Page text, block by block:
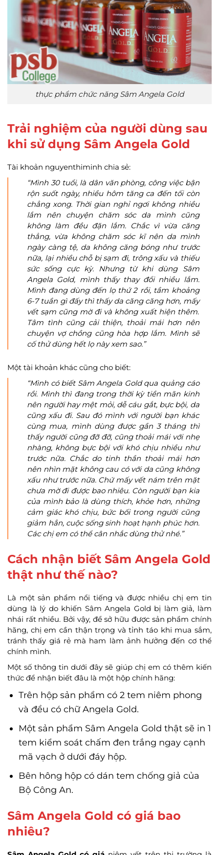
thực phẩm chức năng Sâm Angela Gold
Trải nghiệm của người dùng sau
khi sử dụng Sâm Angela Gold
Tài khoản nguyenthiminh chia sẻ:
“Mình 30 tuổi, là dân văn phòng, công việc bận
rộn suốt ngày, nhiều hôm tăng ca đến tối còn
chẳng xong. Thời gian nghỉ ngơi không nhiều
lắm nên chuyện chăm sóc da mình cũng
không làm đều đặn lắm. Chắc vì vừa căng
thẳng, vừa không chăm sóc kĩ nên da mình
ngày càng tệ, da không căng bóng như trước
nữa, lại nhiều chỗ bị sạm đi, trông xấu và thiếu
sức sống cực kỳ. Nhưng từ khi dùng Sâm
Angela Gold, mình thấy thay đổi nhiều lắm.
Mình đang dùng đến lọ thứ 2 rồi, tầm khoảng
6-7 tuần gì đấy thì thấy da căng căng hơn, mấy
vết sạm cũng mờ đi và không xuất hiện thêm.
Tâm tình cũng cải thiện, thoải mái hơn nên
chuyện vợ chồng cũng hòa hợp lắm. Mình sẽ
cố thử dùng hết lọ này xem sao.”
Một tài khoản khác cũng cho biết:
“Mình có biết Sâm Angela Gold qua quảng cáo
rồi. Mình thì đang trong thời kỳ tiền mãn kinh
nên người hay mệt mỏi, dễ cáu gắt, bực bội, da
cũng xấu đi. Sau đó mình với người bạn khác
cùng mua, mình dùng được gần 3 tháng thì
thấy người cũng đỡ đỡ, cũng thoải mái với nhẹ
nhàng, không bực bội với khó chịu nhiều như
trước nữa. Chắc do tinh thần thoải mái hơn
nên nhìn mặt không cau có với da cũng không
xấu như trước nữa. Chứ mấy vết nám trên mặt
chưa mờ đi được bao nhiêu. Còn người bạn kia
của mình bảo là dùng thích, khỏe hơn, những
cảm giác khó chịu, bức bối trong người cũng
giảm hẳn, cuộc sống sinh hoạt hạnh phúc hơn.
Các chị em có thể cân nhắc dùng thử nhé.”
Cách nhận biết Sâm Angela Gold
thật như thế nào?
Là một sản phẩm nổi tiếng và được nhiều chị em tin
dùng là lý do khiến Sâm Angela Gold bị làm giả, làm
nhái rất nhiều. Bởi vậy, để sở hữu được sản phẩm chính
hãng, chị em cần thận trọng và tỉnh táo khi mua sắm,
tránh thấy giá rẻ mà ham làm ảnh hưởng đến cơ thể
chính mình.
Một số thông tin dưới đây sẽ giúp chị em có thêm kiến
thức để nhận biết đâu là một hộp chính hãng:
Trên hộp sản phẩm có 2 tem niêm phong
và đều có chữ Angela Gold.
Một sản phẩm Sâm Angela Gold thật sẽ in 1
tem kiểm soát chấm đen trắng ngay cạnh
mã vạch ở dưới đáy hộp.
Bên hông hộp có dán tem chống giả của
Bộ Công An.
Sâm Angela Gold có giá bao
nhiêu?